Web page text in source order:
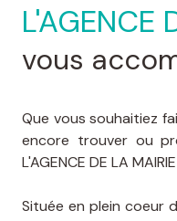
L'AGENCE
vous
Que vous souhaitiez
encore trouver ou
L'AGENCE DE LA
Située en plein coeur